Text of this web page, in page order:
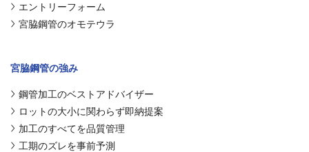
エントリーフォーム
宮脇鋼管のオモテウラ
宮脇鋼管の強み
鋼管加工のベストアドバイザー
ロットの大小に関わらず即納提案
加工のすべてを品質管理
工期のズレを事前予測